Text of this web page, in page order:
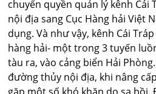
chuyển quyền quản lý kênh
nội địa sang Cục Hàng hải Việt
dụng. Và như vậy, kênh Cái
hàng hải- một trong 3 tuyến
tàu ra, vào cảng biển Hải
đường thủy nội địa, khi nâng